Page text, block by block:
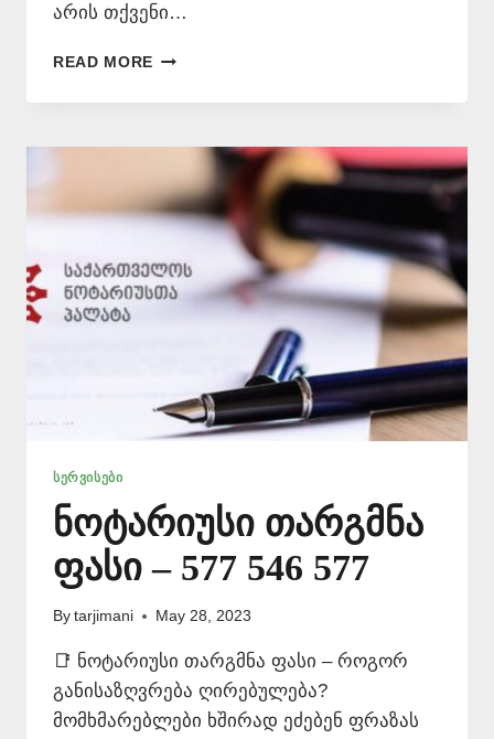
არის თქვენი…
READ MORE ᲩᲘᲜᲣᲠᲘ
ᲛᲪᲝᲓᲜᲔ
577
577
ᲡᲔᲠᲕᲘᲡᲔᲑᲘ
ნოტარიუსი თარგმნა
ფასი – 577 546 577
By tarjimani May 28, 2023
📑 ნოტარიუსი თარგმნა ფასი – როგორ
განისაზღვრება ღირებულება?
მომხმარებლები ხშირად ეძებენ ფრაზას